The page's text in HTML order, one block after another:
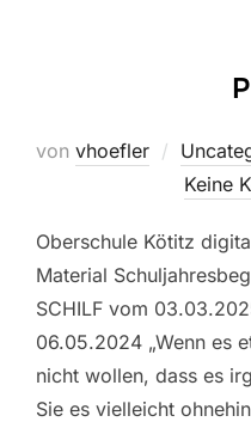
von vhoefler
Keine
Oberschule Kötitz
Material
SCHILF vom
06.05.2024 „Wenn es
nicht wollen, dass es
Sie es vielleicht